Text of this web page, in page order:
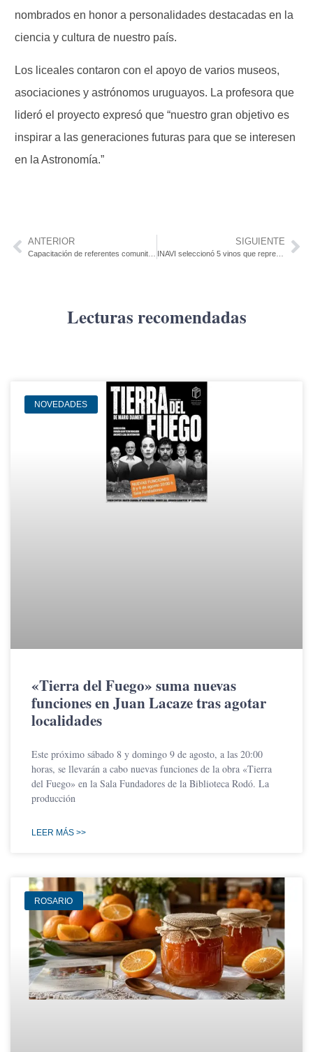
nombrados en honor a personalidades destacadas en la
ciencia y cultura de nuestro país.
Los liceales contaron con el apoyo de varios museos,
asociaciones y astrónomos uruguayos. La profesora que
lideró el proyecto expresó que “nuestro gran objetivo es
inspirar a las generaciones futuras para que se interesen
en la Astronomía.”
ANTERIOR SIGUIENTE
INAVI seleccionó 5 vinos que representan al país
Lecturas recomendadas
NOVEDADES
«Tierra del Fuego» suma nuevas
funciones en Juan Lacaze tras agotar
localidades
Este próximo sábado 8 y domingo 9 de agosto, a las 20:00
horas, se llevarán a cabo nuevas funciones de la obra «Tierra
del Fuego» en la Sala Fundadores de la Biblioteca Rodó. La
producción
LEER MÁS >>
ROSARIO